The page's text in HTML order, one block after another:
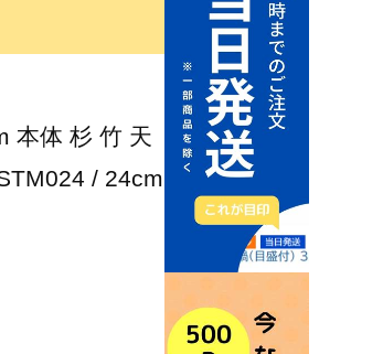
本体 杉 竹 天
/ 24cm